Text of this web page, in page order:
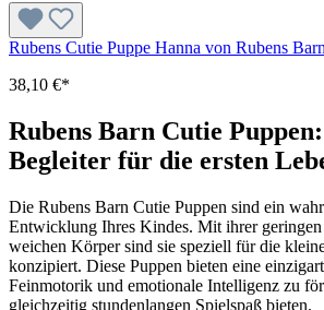
Rubens Cutie Puppe Hanna von Rubens Barn
38,10 €*
Rubens Barn Cutie
Begleiter für die ersten
Die Rubens Barn Cutie Puppen sind ein
Entwicklung Ihres Kindes. Mit ihrer
weichen Körper sind sie speziell für die
konzipiert. Diese Puppen bieten eine
Feinmotorik und emotionale Intelligenz zu
gleichzeitig stundenlangen Spielspaß bieten.